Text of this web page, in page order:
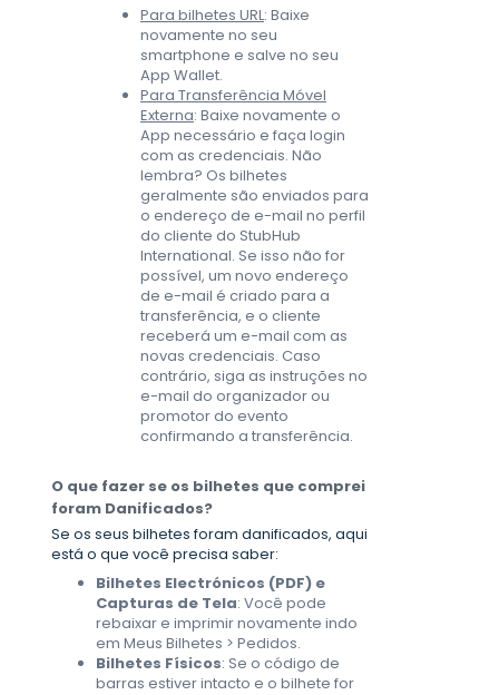
Para bilhetes URL: Baixe
novamente no seu
smartphone e salve no seu
App Wallet.
Para Transferência Móvel
Externa: Baixe novamente o
App necessário e faça login
com as credenciais. Não
lembra? Os bilhetes
geralmente são enviados para
o endereço de e-mail no perfil
do cliente do StubHub
International. Se isso não for
possível, um novo endereço
de e-mail é criado para a
transferência, e o cliente
receberá um e-mail com as
novas credenciais. Caso
contrário, siga as instruções no
e-mail do organizador ou
promotor do evento
confirmando a transferência.
O que fazer se os bilhetes que comprei
foram Danificados?
Se os seus bilhetes foram danificados, aqui
está o que você precisa saber:
Bilhetes Electrónicos (PDF) e
Capturas de Tela: Você pode
rebaixar e imprimir novamente indo
em Meus Bilhetes > Pedidos.
Bilhetes Físicos: Se o código de
barras estiver intacto e o bilhete for